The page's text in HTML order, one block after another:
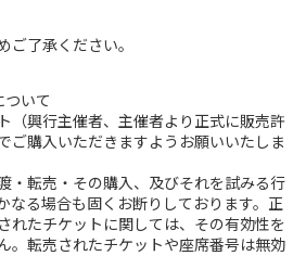
ご了承ください。
ついて
（興行主催者、主催者より正式に販売許
ご購入いただきますようお願いいたしま
・転売・その購入、及びそれを試みる行
なる場合も固くお断りしております。正
れたチケットに関しては、その有効性を
。転売されたチケットや座席番号は無効